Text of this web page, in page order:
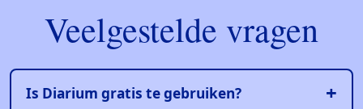
Veelgestelde vragen
Is Diarium gratis te gebruiken?